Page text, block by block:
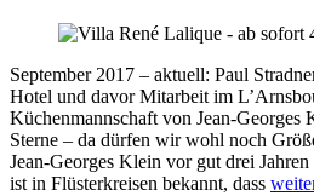
September 2017 – aktuell: Paul
Hotel und davor Mitarbeit im
Küchenmannschaft von Jean-Georges
Sterne – da dürfen wir wohl noch
Jean-Georges Klein vor gut drei
ist in Flüsterkreisen bekannt, dass